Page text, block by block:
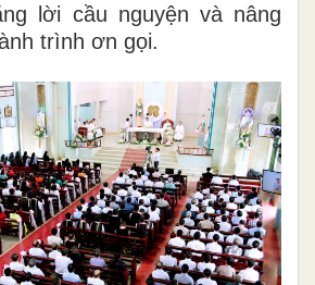
lời cầu nguyện và nâng
trình ơn gọi.